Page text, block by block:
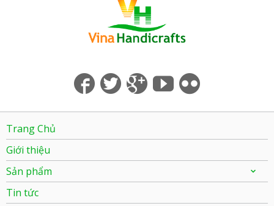
Trang Chủ
Giới thiệu
Sản phẩm
Tin tức